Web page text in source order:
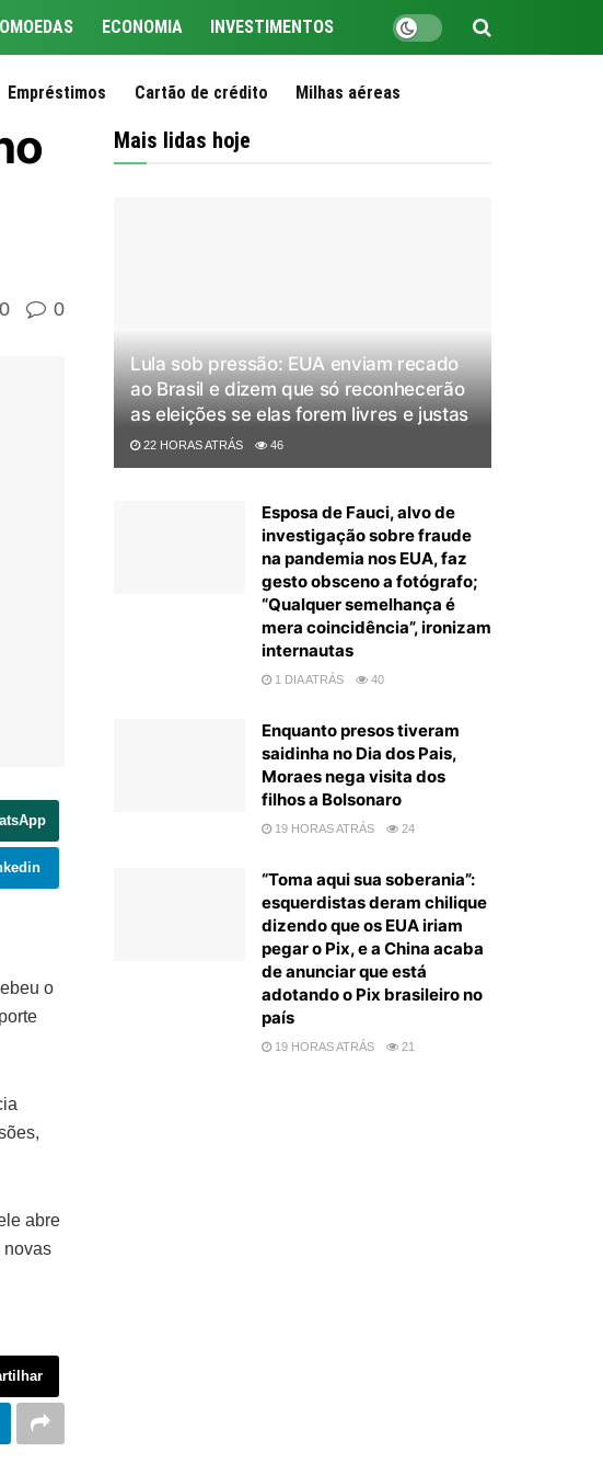
ECONOMIA INVESTIMENTOS
Empréstimos Cartão de crédito Milhas aéreas
0 0
o
abre
novas
Mais lidas hoje
Lula sob pressão: EUA enviam recado
ao Brasil e dizem que só reconhecerão
as eleições se elas forem livres e justas
22 HORAS ATRÁS 46
Esposa de Fauci, alvo de
investigação sobre fraude
na pandemia nos EUA, faz
gesto obsceno a fotógrafo;
“Qualquer semelhança é
mera coincidência”, ironizam
internautas
1 DIA ATRÁS 40
Enquanto presos tiveram
saidinha no Dia dos Pais,
Moraes nega visita dos
filhos a Bolsonaro
19 HORAS ATRÁS 24
“Toma aqui sua soberania”:
esquerdistas deram chilique
dizendo que os EUA iriam
pegar o Pix, e a China acaba
de anunciar que está
adotando o Pix brasileiro no
país
19 HORAS ATRÁS 21